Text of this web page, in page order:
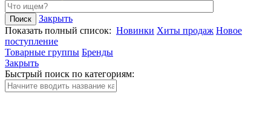
Закрыть
Показать полный список: Новинки Хиты продаж Новое
поступление
Товарные группы Бренды
Закрыть
Быстрый поиск по категориям: